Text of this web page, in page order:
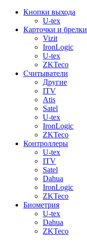
Кнопки выхода
U-tex
Карточки и брелки
Vizit
IronLogic
U-tex
ZKTeco
Считыватели
Другие
ITV
Atis
Satel
U-tex
IronLogic
ZKTeco
Контроллеры
U-tex
ITV
Satel
Dahua
IronLogic
ZKTeco
Биометрия
U-tex
Dahua
ZKTeco